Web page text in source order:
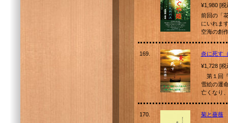
¥1,980 [
前回の「
にいれま
空海の創
169.
炎に死す
¥1,728 [
第１回『
雪絵の運
亡くなり
170.
菊と薔薇